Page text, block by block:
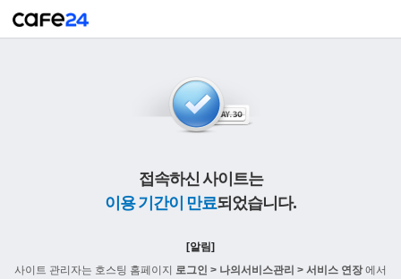
접속하신 사이트는
이용 기간이 만료되었습니다.
[알림]
사이트 관리자는 호스팅 홈페이지 로그인 > 나의서비스관리 > 서비스 연장에서